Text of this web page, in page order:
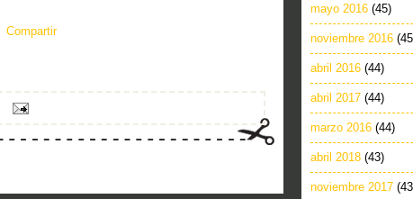
Compartir
mayo 2016 (45)
noviembre 2016
abril 2016 (44)
abril 2017 (44)
marzo 2016 (44)
abril 2018 (43)
noviembre 2017